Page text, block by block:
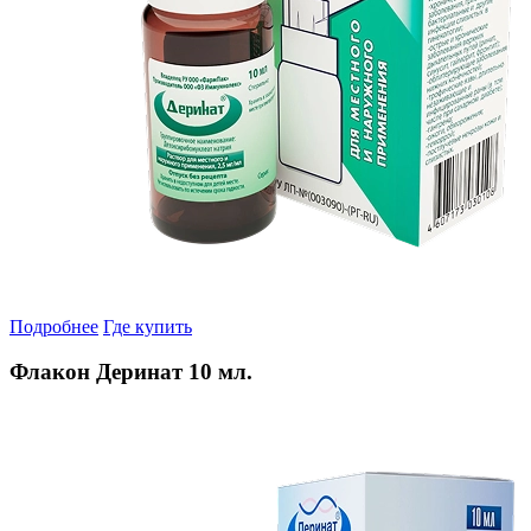
Подробнее Где купить
Флакон Деринат 10 мл.